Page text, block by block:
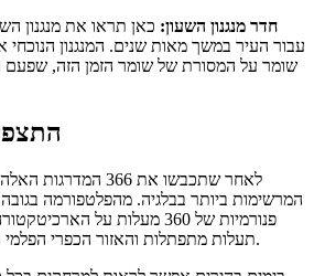
חדר מנגנון השעון: כאן תראו את מנגנון
עבור העיר במשך מאות שנים. המנגנון הנוכחי
שומר על המסורת של שומר הזמן הזה, שפעם
לאחר שתכבשו את 366
פנורמיות של 360 מעלות על
תעלות מתפתלות והאזור הכפרי הפלמי השטוח שנמתח עד האופק.